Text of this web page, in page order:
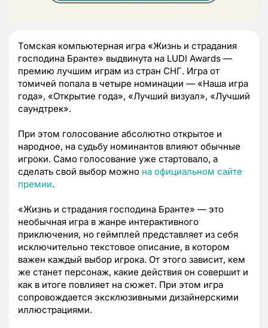
Томская компьютерная игра «Жизнь и страдания
господина Бранте» выдвинута на LUDI Awards —
премию лучшим играм из стран СНГ. Игра от
томичей попала в четыре номинации — «Наша игра
года», «Открытие года», «Лучший визуал», «Лучший
саундтрек».
При этом голосование абсолютно открытое и
народное, на судьбу номинантов влияют обычные
игроки. Само голосование уже стартовало, а
сделать свой выбор можно на официальном сайте
премии.
«Жизнь и страдания господина Бранте» — это
необычная игра в жанре интерактивного
приключения, но геймплей представляет из себя
исключительно текстовое описание, в котором
важен каждый выбор игрока. От этого зависит, кем
же станет персонаж, какие действия он совершит и
как в итоге повлияет на сюжет. При этом игра
сопровождается эксклюзивными дизайнерскими
иллюстрациями.